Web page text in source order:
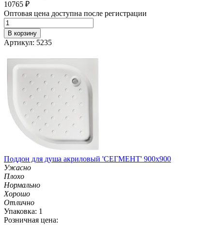
10765 ₽
Оптовая цена доступна после регистрации
В корзину
Артикул: 5235
Поддон для душа акриловый 'СЕГМЕНТ' 900х900
Ужасно
Плохо
Нормально
Хорошо
Отлично
Упаковка: 1
Розничная цена: